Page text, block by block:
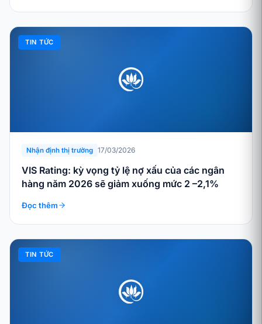
TIN TỨC
Nhận định thị trường 17/03/2026
VIS Rating: kỳ vọng tỷ lệ nợ xấu của các ngân
hàng năm 2026 sẽ giảm xuống mức 2 –2,1%
Đọc thêm
TIN TỨC